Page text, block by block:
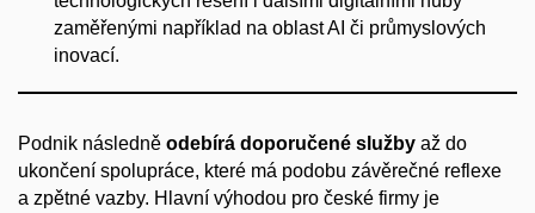
zaměřenými například na oblast AI či průmyslových
inovací.
Podnik následně odebírá doporučené služby až do
ukončení spolupráce, které má podobu závěrečné reflexe
a zpětné vazby. Hlavní výhodou pro české firmy je